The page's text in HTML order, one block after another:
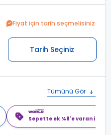
Fiyat için tarih seçmelisiniz
Tarih Seçiniz
Tümünü Gör
Sepette ek %8'e varan